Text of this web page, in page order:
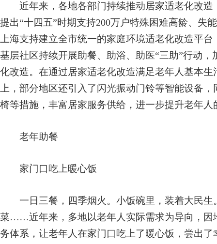
近年来，各地各部门持续推动居家适老化改造
提出“十四五”时期支持200万户特殊困难高龄、失
上海支持建立全市统一的家庭环境适老化改造平
基层社区持续开展助餐、助浴、助医“三助”行动
化改造。在通过居家适老化改造满足老年人基本
上，部分地区还引入了闪光振动门铃等智能设备
椅等措施，丰富居家服务供给，进一步提升老年人
老年助餐
家门口吃上暖心饭
一日三餐，四季烟火。小饭碗里，装着大民生
菜……近年来，多地以老年人实际需求为导向，因
务体系，让老年人在家门口吃上了暖心饭，尝出